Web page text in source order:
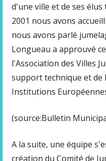
d'une ville et de ses
2001 nous avons
nous avons parlé
Longueau a approuvé
l'Association des Villes
support technique et de
Institutions
(source:Bulletin
A la suite, une équipe
création du Comité de